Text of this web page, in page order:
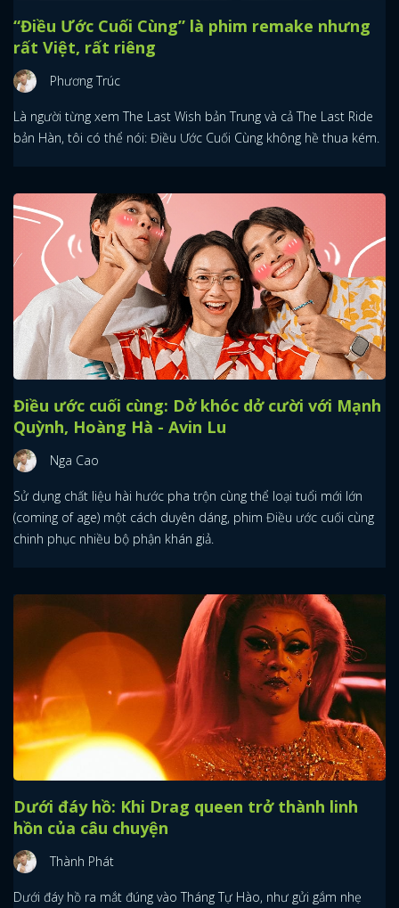
“Điều Ước Cuối Cùng” là phim remake nhưng
rất Việt, rất riêng
Phương Trúc
Là người từng xem The Last Wish bản Trung và cả The Last Ride
bản Hàn, tôi có thể nói: Điều Ước Cuối Cùng không hề thua kém.
Điều ước cuối cùng: Dở khóc dở cười với Mạnh
Quỳnh, Hoàng Hà - Avin Lu
Nga Cao
Sử dụng chất liệu hài hước pha trộn cùng thể loại tuổi mới lớn
(coming of age) một cách duyên dáng, phim Điều ước cuối cùng
chinh phục nhiều bộ phận khán giả.
Dưới đáy hồ: Khi Drag queen trở thành linh
hồn của câu chuyện
Thành Phát
Dưới đáy hồ ra mắt đúng vào Tháng Tự Hào, như gửi gắm nhẹ